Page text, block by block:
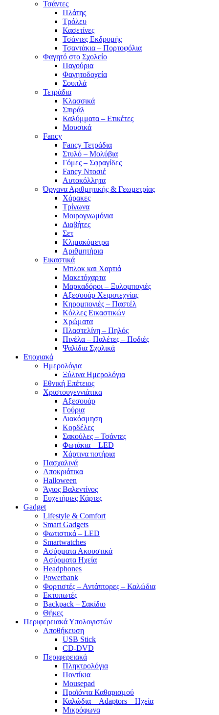
Τσάντες
Πλάτης
Τρόλευ
Κασετίνες
Τσάντες Εκδρομής
Τσαντάκια – Πορτοφόλια
Φαγητό στο Σχολείο
Παγούρια
Φαγητοδοχεία
Σουπλά
Τετράδια
Κλασσικά
Σπιράλ
Καλύμματα – Ετικέτες
Μουσικά
Fancy
Fancy Τετράδια
Στυλό – Μολύβια
Γόμες – Σφραγίδες
Fancy Ντοσιέ
Αυτοκόλλητα
Όργανα Αριθμητικής & Γεωμετρίας
Χάρακες
Τρίγωνα
Mοιρογνωμόνια
Διαβήτες
Σετ
Κλιμακόμετρα
Αριθμητήρια
Εικαστικά
Μπλοκ και Χαρτιά
Μακετόχαρτα
Μαρκαδόροι – Ξυλομπογιές
Αξεσουάρ Χειροτεχνίας
Κηρομπογιές – Παστέλ
Κόλλες Εικαστικών
Χρώματα
Πλαστελίνη – Πηλός
Πινέλα – Παλέτες – Ποδιές
Ψαλίδια Σχολικά
Εποχιακά
Ημερολόγια
Ξύλινα Ημερολόγια
Εθνική Επέτειος
Χριστουγεννιάτικα
Αξεσουάρ
Γούρια
Διακόσμηση
Κορδέλες
Σακούλες – Τσάντες
Φωτάκια – LED
Χάρτινα ποτήρια
Πασχαλινά
Αποκριάτικα
Halloween
Άγιος Βαλεντίνος
Ευχετήριες Κάρτες
Gadget
Lifestyle & Comfort
Smart Gadgets
Φωτιστικά – LED
Smartwatches
Ασύρματα Ακουστικά
Ασύρματα Ηχεία
Headphones
Powerbank
Φορτιστές – Αντάπτορες – Καλώδια
Εκτυπωτές
Backpack – Σακίδιο
Θήκες
Περιφερειακά Υπολογιστών
Αποθήκευση
USB Stick
CD-DVD
Περιφερειακά
Πληκτρολόγια
Ποντίκια
Mousepad
Προϊόντα Καθαρισμού
Καλώδια – Adaptors – Ηχεία
Μικρόφωνα